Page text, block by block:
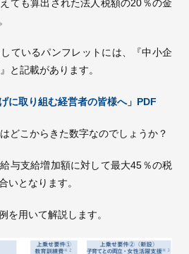
ても算出された法人税額の20％の金
ているパンフレットには、『中小企
と記載があります。
げに取り組む経営者の皆様へ」PDF
どこからきた数字なのでしょうか？
与支給増加額に対して最大45％の税
いとなります。
を用いて解説します。